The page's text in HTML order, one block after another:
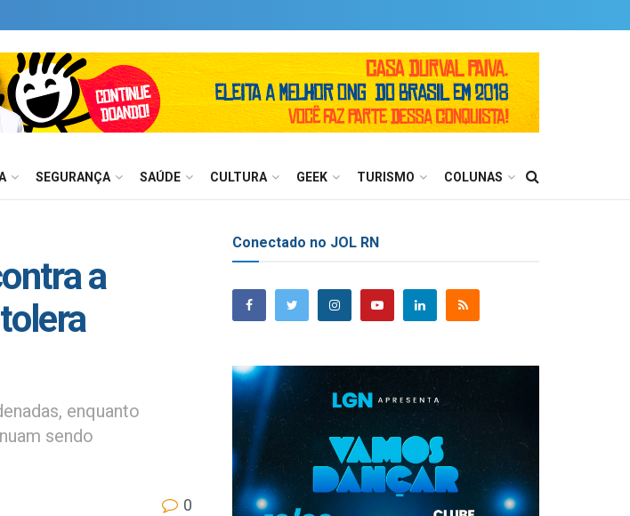
SEGURANÇA SAÚDE CULTURA GEEK TURISMO COLUNAS
a
enquanto
sendo
0
Conectado no JOL RN